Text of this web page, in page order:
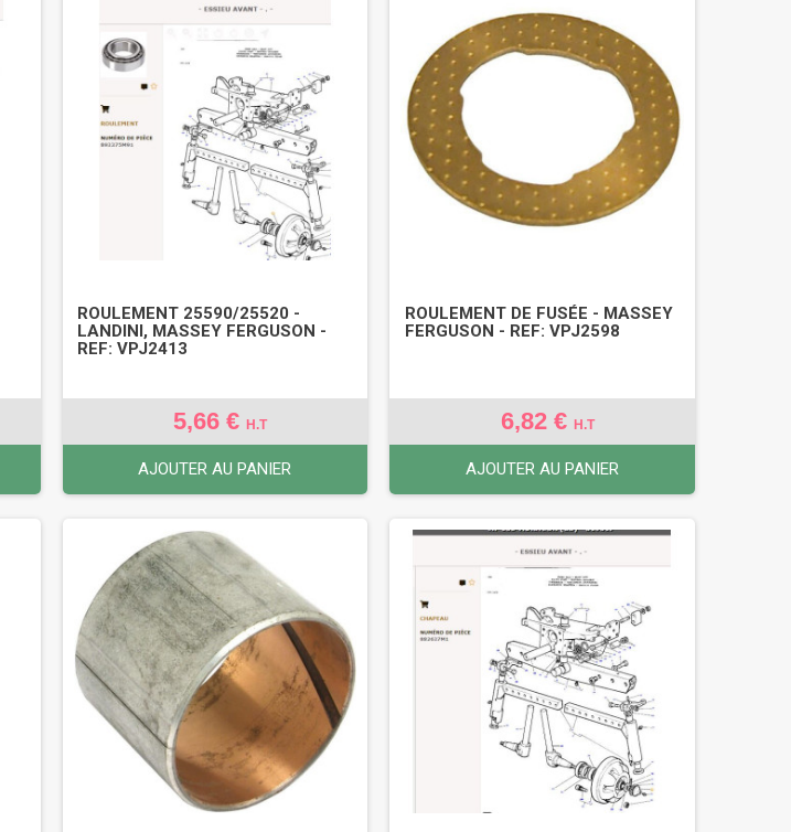
ROULEMENT 25590/25520 -
LANDINI, MASSEY FERGUSON -
REF: VPJ2413
5,66 €H.T
AJOUTER AU PANIER
ROULEMENT DE FUSÉE - MASSEY
FERGUSON - REF: VPJ2598
6,82 €H.T
AJOUTER AU PANIER